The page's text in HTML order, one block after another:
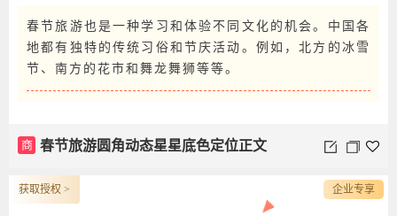
春节旅游也是一种学习和体验不同文化的机会。中国各
地都有独特的传统习俗和节庆活动。例如，北方的冰雪
节、南方的花市和舞龙舞狮等等。
商 春节旅游圆角动态星星底色定位正文
获取授权 > 企业专享